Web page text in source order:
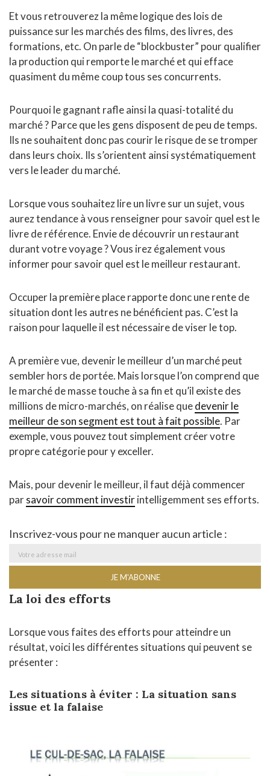
Et vous retrouverez la même logique des lois de
puissance sur les marchés des films, des livres, des
formations, etc. On parle de “blockbuster” pour qualifier
la production qui remporte le marché et qui efface
quasiment du même coup tous ses concurrents.
Pourquoi le gagnant rafle ainsi la quasi-totalité du
marché ? Parce que les gens disposent de peu de temps.
Ils ne souhaitent donc pas courir le risque de se tromper
dans leurs choix. Ils s’orientent ainsi systématiquement
vers le leader du marché.
Lorsque vous souhaitez lire un livre sur un sujet, vous
aurez tendance à vous renseigner pour savoir quel est le
livre de référence. Envie de découvrir un restaurant
durant votre voyage ? Vous irez également vous
informer pour savoir quel est le meilleur restaurant.
Occuper la première place rapporte donc une rente de
situation dont les autres ne bénéficient pas. C’est la
raison pour laquelle il est nécessaire de viser le top.
A première vue, devenir le meilleur d’un marché peut
sembler hors de portée. Mais lorsque l’on comprend que
le marché de masse touche à sa fin et qu’il existe des
millions de micro-marchés, on réalise quedevenir le
meilleur de son segment est tout à fait possible. Par
exemple, vous pouvez tout simplement créer votre
propre catégorie pour y exceller.
Mais, pour devenir le meilleur, il faut déjà commencer
parsavoir comment investirintelligemment ses efforts.
Inscrivez-vous pour ne manquer aucun article :
La loi des efforts
Lorsque vous faites des efforts pour atteindre un
résultat, voici les différentes situations qui peuvent se
présenter :
Les situations à éviter : La situation sans
issue et la falaise